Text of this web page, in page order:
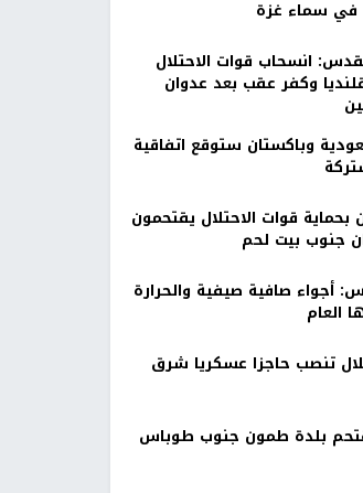
في سماء غزة
انسحاب قوات الاحتلال
وكفر عقب بعد عدوان
وباكستان ستوقع اتفاقية
قوات الاحتلال يقتحمون
جنوب بيت لحم
أجواء صافية صيفية والحرارة
العام
تنصب حاجزا عسكريا شرق
بلدة طمون جنوب طوباس